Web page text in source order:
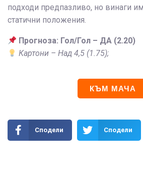
подходи предпазливо, но винаги
статични положения.
Прогноза: Гол/Гол – ДА (2.20)
Картони – Над 4,5 (1.75);
КЪМ МАЧА
Сподели Сподели